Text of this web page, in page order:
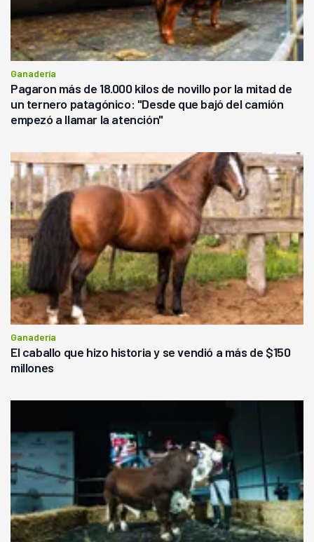
Ganadería
Pagaron más de 18.000 kilos de novillo por la mitad de
un ternero patagónico: "Desde que bajó del camión
empezó a llamar la atención"
Ganadería
El caballo que hizo historia y se vendió a más de $150
millones